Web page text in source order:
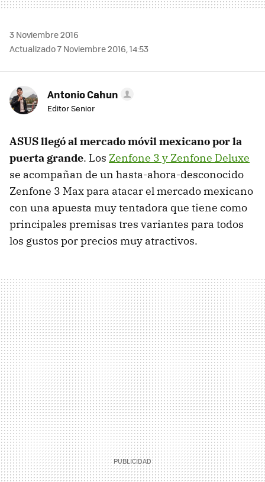
3 Noviembre 2016
Actualizado 7 Noviembre 2016, 14:53
Antonio Cahun
Editor Senior
ASUS llegó al mercado móvil mexicano por la
puerta grande. Los Zenfone 3 y Zenfone Deluxe
se acompañan de un hasta-ahora-desconocido
Zenfone 3 Max para atacar el mercado mexicano
con una apuesta muy tentadora que tiene como
principales premisas tres variantes para todos
los gustos por precios muy atractivos.